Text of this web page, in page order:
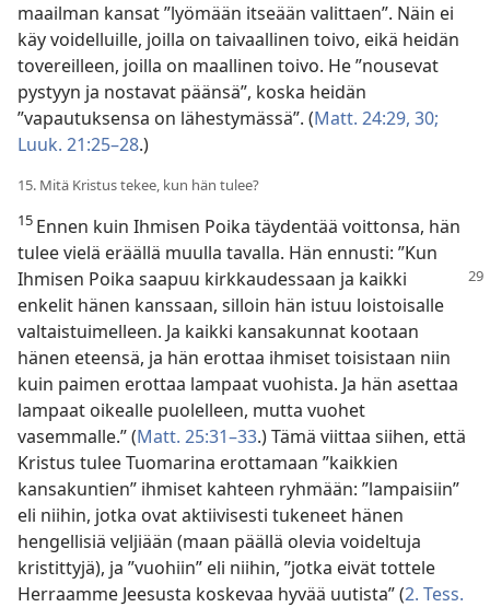
maailman kansat ”lyömään itseään valittaen”. Näin ei
käy voidelluille, joilla on taivaallinen toivo, eikä heidän
tovereilleen, joilla on maallinen toivo. He ”nousevat
pystyyn ja nostavat päänsä”, koska heidän
”vapautuksensa on lähestymässä”. (Matt. 24:29, 30;
Luuk. 21:25–28.)
15. Mitä Kristus tekee, kun hän tulee?
15 Ennen kuin Ihmisen Poika täydentää voittonsa, hän
tulee vielä eräällä muulla tavalla. Hän ennusti: ”Kun
Ihmisen Poika saapuu kirkkaudessaan ja kaikki
enkelit hänen kanssaan, silloin hän istuu loistoisalle
valtaistuimelleen. Ja kaikki kansakunnat kootaan
hänen eteensä, ja hän erottaa ihmiset toisistaan niin
kuin paimen erottaa lampaat vuohista. Ja hän asettaa
lampaat oikealle puolelleen, mutta vuohet
vasemmalle.” (Matt. 25:31–33.) Tämä viittaa siihen, että
Kristus tulee Tuomarina erottamaan ”kaikkien
kansakuntien” ihmiset kahteen ryhmään: ”lampaisiin”
eli niihin, jotka ovat aktiivisesti tukeneet hänen
hengellisiä veljiään (maan päällä olevia voideltuja
kristittyjä), ja ”vuohiin” eli niihin, ”jotka eivät tottele
Herraamme Jeesusta koskevaa hyvää uutista” (2. Tess.